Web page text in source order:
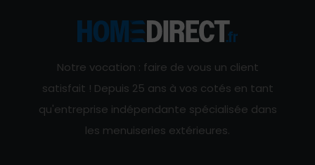
Notre vocation : faire de vous un client
satisfait ! Depuis 25 ans à vos cotés en tant
qu'entreprise indépendante spécialisée dans
les menuiseries extérieures.